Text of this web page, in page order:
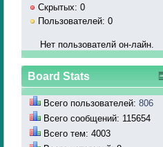
Скрытых: 0
Пользователей: 0
Нет пользователй он-лайн.
Board Stats
Всего пользователей: 806
Всего сообщений: 115654
Всего тем: 4003